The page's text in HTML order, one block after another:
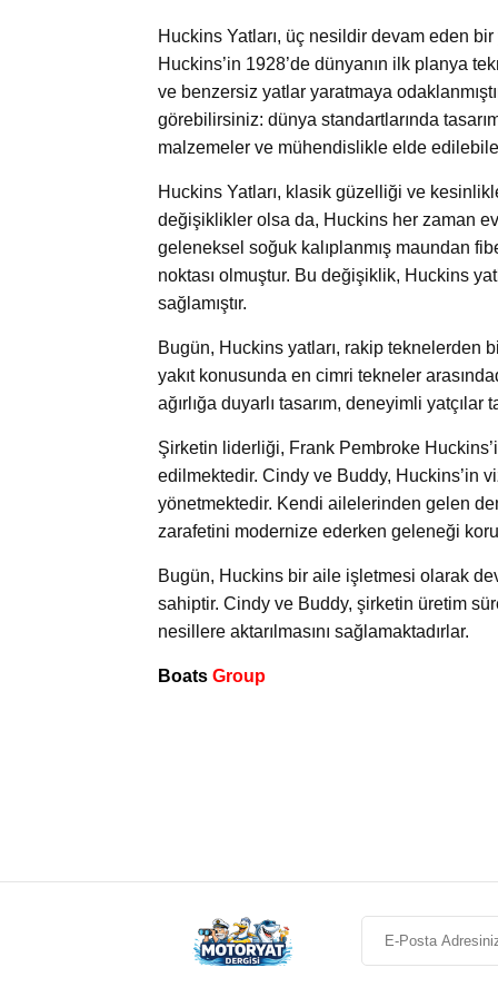
Huckins Yatları, üç nesildir devam eden
Huckins’in 1928’de dünyanın ilk planya
ve benzersiz yatlar yaratmaya
görebilirsiniz: dünya standartlarında
malzemeler ve mühendislikle elde
Huckins Yatları, klasik güzelliği ve
değişiklikler olsa da, Huckins her zaman
geleneksel soğuk kalıplanmış maundan
noktası olmuştur. Bu değişiklik, Huckins
sağlamıştır.
Bugün, Huckins yatları, rakip teknelerden
yakıt konusunda en cimri tekneler
ağırlığa duyarlı tasarım, deneyimli
Şirketin liderliği, Frank Pembroke
edilmektedir. Cindy ve Buddy, Huckins’in
yönetmektedir. Kendi ailelerinden gelen
zarafetini modernize ederken geleneği
Bugün, Huckins bir aile işletmesi olarak
sahiptir. Cindy ve Buddy, şirketin üretim
nesillere aktarılmasını sağlamaktadırlar.
Boats Group